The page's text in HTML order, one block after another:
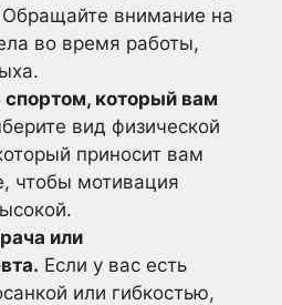
Обращайте внимание на
во время работы,
спортом, который вам
вид физической
приносит вам
чтобы мотивация
или
Если у вас есть
или гибкостью,